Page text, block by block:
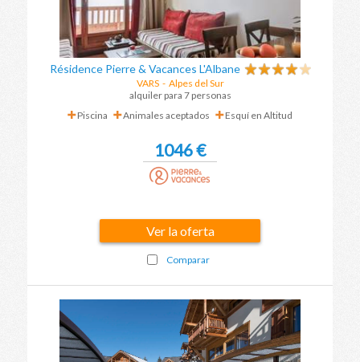
Résidence Pierre & Vacances L'Albane
VARS- Alpes del Sur
alquiler para 7 personas
Piscina
Animales aceptados Esquí en Altitud
1046 €
Ver la oferta
Comparar